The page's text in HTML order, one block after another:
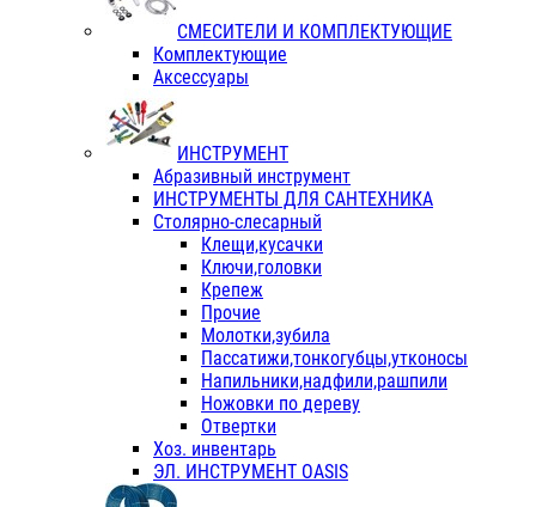
СМЕСИТЕЛИ И КОМПЛЕКТУЮЩИЕ
Комплектующие
Аксессуары
ИНСТРУМЕНТ
Абразивный инструмент
ИНСТРУМЕНТЫ ДЛЯ САНТЕХНИКА
Столярно-слесарный
Клещи,кусачки
Ключи,головки
Крепеж
Прочие
Молотки,зубила
Пассатижи,тонкогубцы,утконосы
Напильники,надфили,рашпили
Ножовки по дереву
Отвертки
Хоз. инвентарь
ЭЛ. ИНСТРУМЕНТ OASIS